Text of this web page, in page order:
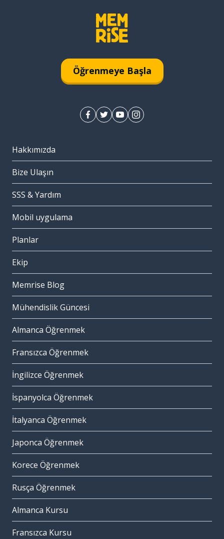
Öğrenmeye Başla
Hakkımızda
Bize Ulaşın
SSS & Yardım
Mobil uygulama
Planlar
Ekip
Memrise Blog
Mühendislik Güncesi
Almanca Öğrenmek
Fransızca Öğrenmek
İngilizce Öğrenmek
İspanyolca Öğrenmek
İtalyanca Öğrenmek
Japonca Öğrenmek
Korece Öğrenmek
Rusça Öğrenmek
Almanca Kursu
Fransızca Kursu